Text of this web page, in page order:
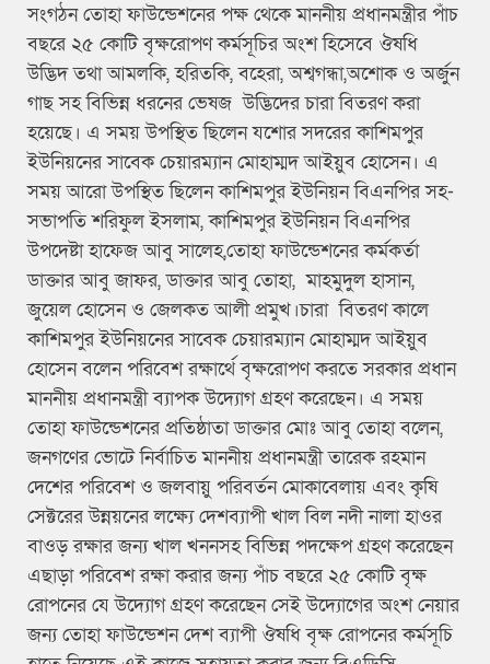
সংগঠন তোহা ফাউন্ডেশনের পক্ষ থেকে মাননীয় প্রধানমন্ত্রীর পাঁচ
বছরে ২৫ কোটি বৃক্ষরোপণ কর্মসূচির অংশ হিসেবে ঔষধি
উদ্ভিদ তথা আমলকি, হরিতকি, বহেরা, অশ্বগন্ধা,অশোক ও অর্জুন
গাছ সহ বিভিন্ন ধরনের ভেষজ উদ্ভিদের চারা বিতরণ করা
হয়েছে। এ সময় উপস্থিত ছিলেন যশোর সদরের কাশিমপুর
ইউনিয়নের সাবেক চেয়ারম্যান মোহাম্মদ আইয়ুব হোসেন। এ
সময় আরো উপস্থিত ছিলেন কাশিমপুর ইউনিয়ন বিএনপির সহ-
সভাপতি শরিফুল ইসলাম, কাশিমপুর ইউনিয়ন বিএনপির
উপদেষ্টা হাফেজ আবু সালেহ,তোহা ফাউন্ডেশনের কর্মকর্তা
ডাক্তার আবু জাফর, ডাক্তার আবু তোহা, মাহমুদুল হাসান,
জুয়েল হোসেন ও জেলকত আলী প্রমুখ।চারা বিতরণ কালে
কাশিমপুর ইউনিয়নের সাবেক চেয়ারম্যান মোহাম্মদ আইয়ুব
হোসেন বলেন পরিবেশ রক্ষার্থে বৃক্ষরোপণ করতে সরকার প্রধান
মাননীয় প্রধানমন্ত্রী ব্যাপক উদ্যোগ গ্রহণ করেছেন। এ সময়
তোহা ফাউন্ডেশনের প্রতিষ্ঠাতা ডাক্তার মোঃ আবু তোহা বলেন,
জনগণের ভোটে নির্বাচিত মাননীয় প্রধানমন্ত্রী তারেক রহমান
দেশের পরিবেশ ও জলবায়ু পরিবর্তন মোকাবেলায় এবং কৃষি
সেক্টরের উন্নয়নের লক্ষ্যে দেশব্যাপী খাল বিল নদী নালা হাওর
বাওড় রক্ষার জন্য খাল খননসহ বিভিন্ন পদক্ষেপ গ্রহণ করেছেন
এছাড়া পরিবেশ রক্ষা করার জন্য পাঁচ বছরে ২৫ কোটি বৃক্ষ
রোপনের যে উদ্যোগ গ্রহণ করেছেন সেই উদ্যোগের অংশ নেয়ার
জন্য তোহা ফাউন্ডেশন দেশ ব্যাপী ঔষধি বৃক্ষ রোপনের কর্মসূচি